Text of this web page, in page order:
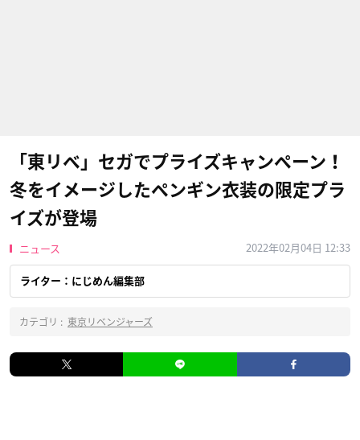
「東リベ」セガでプライズキャンペーン！
冬をイメージしたペンギン衣装の限定プラ
イズが登場
ニュース 2022年02月04日 12:33
ライター：にじめん編集部
カテゴリ : 東京リベンジャーズ